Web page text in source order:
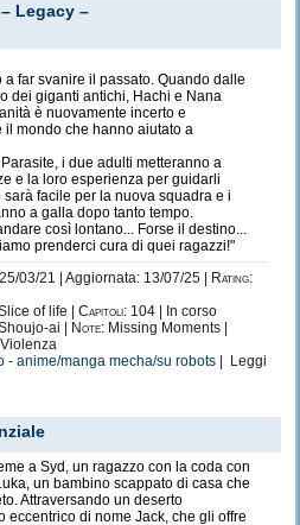
Legacy –
far svanire il passato. Quando dalle
dei giganti antichi, Hachi e Nana
è nuovamente incerto e
mondo che hanno aiutato a
i due adulti metteranno a
e la loro esperienza per guidarli
facile per la nuova squadra e i
a galla dopo tanto tempo.
così lontano... Forse il destino...
prenderci cura di quei ragazzi!"
25/03/21 | Aggiornata: 13/07/25 |
Rating:
of life | Capitoli: 104 | In corso
ai |
Note: Missing Moments |
- anime/manga mecha/su robots | Leggi
a Syd, un ragazzo con la coda con
un bambino scappato di casa che
Attraversando un deserto
eccentrico di nome Jack, che gli offre